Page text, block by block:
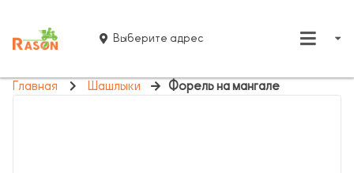
Выберите адрес
Главная Шашлыки Форель на мангале